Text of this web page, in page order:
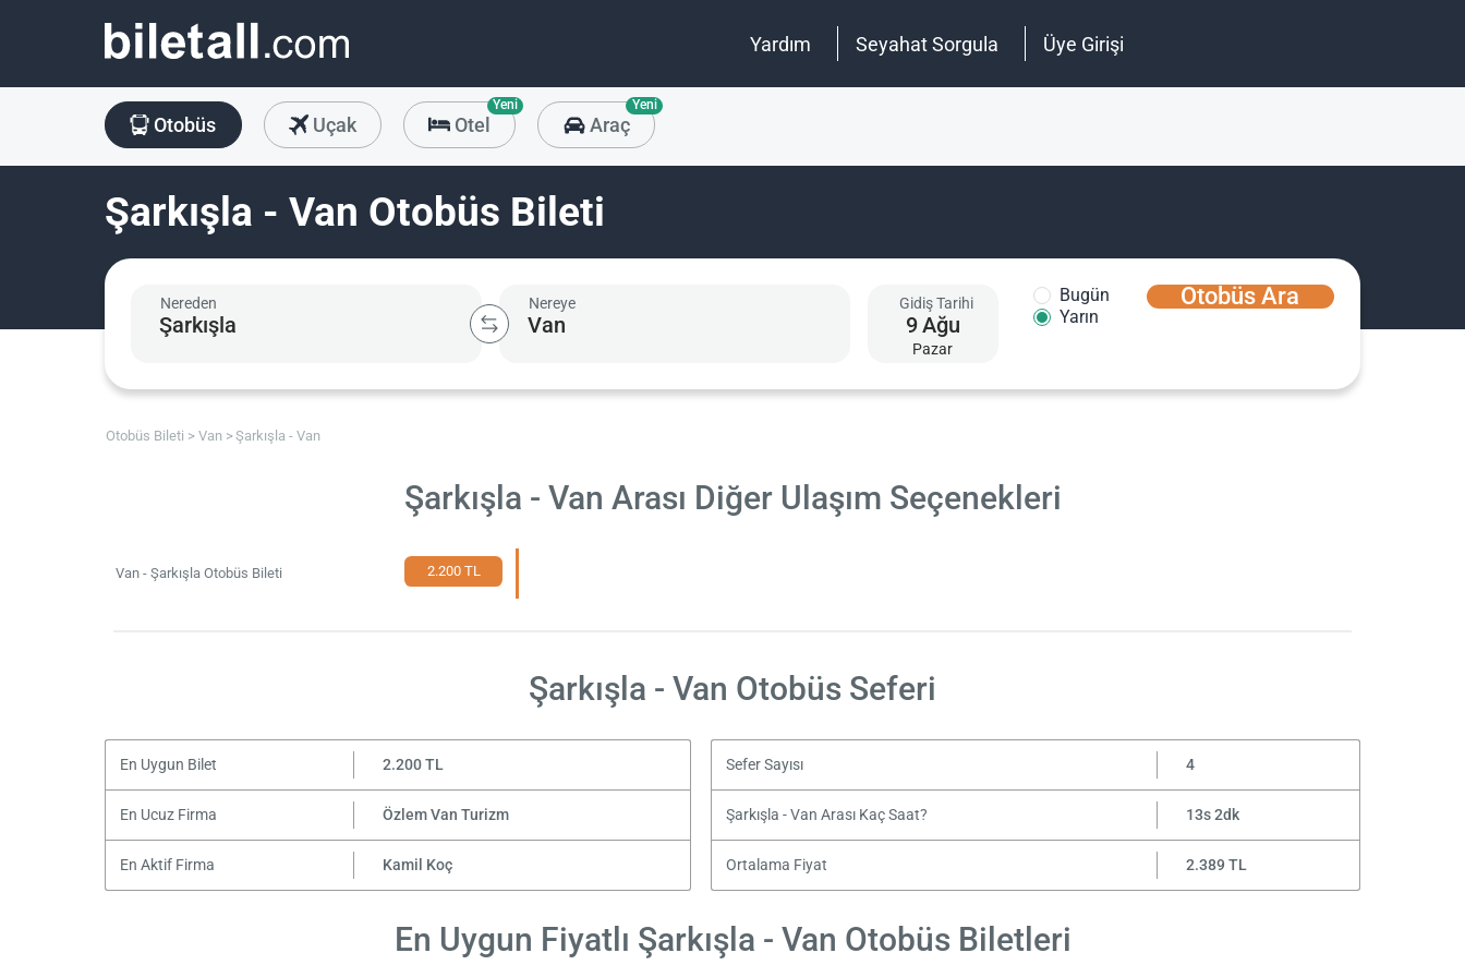
Yardım Seyahat Sorgula Üye Girişi
Otobüs Uçak Otel
Yeni
Araç
Yeni
Şarkışla - Van Otobüs Bileti
Nereden Nereye Gidiş Tarihi
9Ağu
Pazar
Bugün
Yarın
Otobüs Ara
Otobüs Bileti Van Şarkışla - Van
Şarkışla - Van Arası Diğer Ulaşım Seçenekleri
Van - Şarkışla Otobüs Bileti 2.200 TL
Şarkışla - Van Otobüs Seferi
En Uygun Bilet 2.200 TL Sefer Sayısı 4
En Ucuz Firma Özlem Van Turizm Şarkışla - Van Arası Kaç Saat? 13s 2dk
En Aktif Firma Kamil Koç Ortalama Fiyat 2.389 TL
En Uygun Fiyatlı Şarkışla - Van Otobüs Biletleri